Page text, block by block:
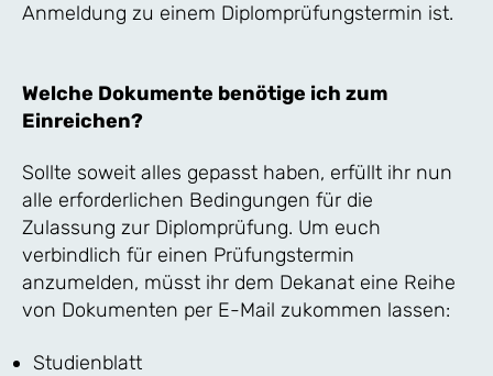
Anmeldung zu einem Diplomprüfungstermin ist.
Welche Dokumente benötige ich zum
Einreichen?
Sollte soweit alles gepasst haben, erfüllt ihr nun
alle erforderlichen Bedingungen für die
Zulassung zur Diplomprüfung. Um euch
verbindlich für einen Prüfungstermin
anzumelden, müsst ihr dem Dekanat eine Reihe
von Dokumenten per E-Mail zukommen lassen:
Studienblatt